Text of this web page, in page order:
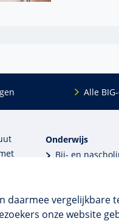
daarmee
onze website
Alle
Onderwijs
Bij- en
Erkenning